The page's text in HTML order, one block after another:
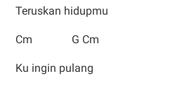
Teruskan hidupmu
Cm G Cm
Ku ingin pulang